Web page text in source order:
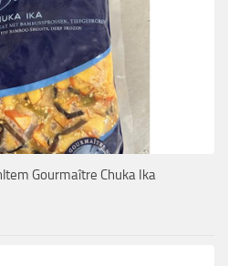
Gourmaître Chuka Ika